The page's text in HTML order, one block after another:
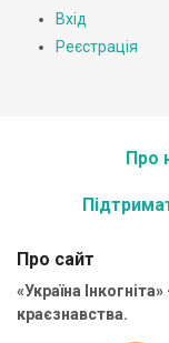
Вхід
Реєстрація
Про
Про сайт
«Україна
краєзнавства.